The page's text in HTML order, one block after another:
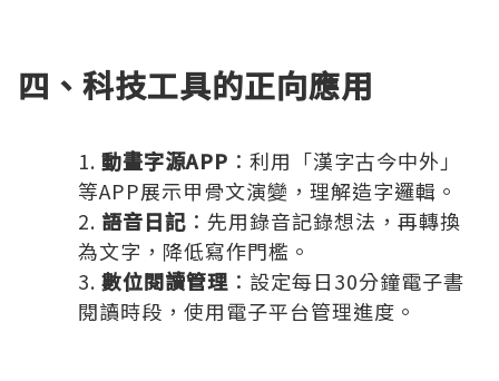
四、科技工具的正向應用
動畫字源APP ：利用「漢字古今中外」
等APP展示甲骨文演變，理解造字邏輯。
語音日記 ：先用錄音記錄想法，再轉換
為文字，降低寫作門檻。
數位閱讀管理 ：設定每日30分鐘電子書
閱讀時段，使用電子平台管理進度。